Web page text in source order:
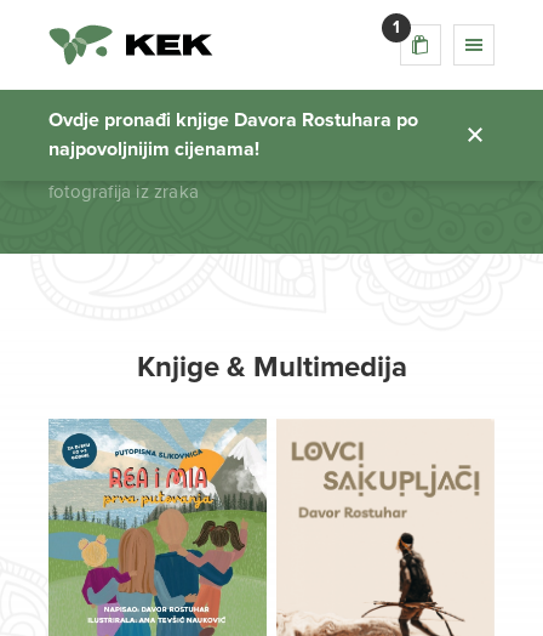
1
Ovdje pronađi knjige Davora Rostuhara po
najpovoljnijim cijenama!
fotografija iz zraka
Početna stranica
fotografija iz zraka
Knjige & Multimedija